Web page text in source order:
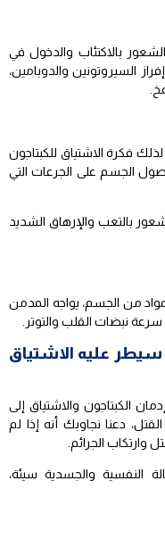
بالاكتئاب والدخول في
السيروتونين والدوبامين،
فكرة الاشتياق للكبتاجون
الجسم على الجرعات التي
بالتعب والإرهاق الشديد
من الجسم، يواجه المدمن
نبضات القلب والتوتر.
سيطر عليه الاشتياق
الكبتاجون والاشتياق إلى
دعنا نجاوبك أنه إذا لم
وارتكاب الجرائم.
النفسية والجسدية سيئة،